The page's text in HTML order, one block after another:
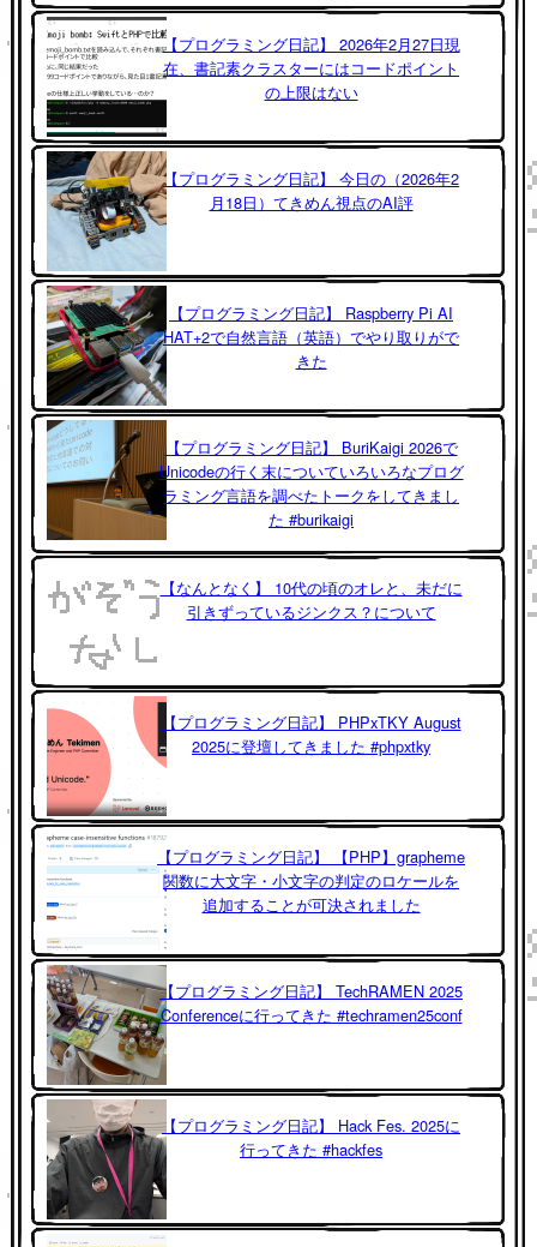
【プログラミング日記】 2026年2月27日現
在、書記素クラスターにはコードポイント
の上限はない
【プログラミング日記】 今日の（2026年2
月18日）てきめん視点のAI評
【プログラミング日記】 Raspberry Pi AI
HAT+2で自然言語（英語）でやり取りがで
きた
【プログラミング日記】 BuriKaigi 2026で
Unicodeの行く末についていろいろなプログ
ラミング言語を調べたトークをしてきまし
た #burikaigi
【なんとなく】 10代の頃のオレと、未だに
引きずっているジンクス？について
【プログラミング日記】 PHPxTKY August
2025に登壇してきました #phpxtky
【プログラミング日記】 【PHP】grapheme
関数に大文字・小文字の判定のロケールを
追加することが可決されました
【プログラミング日記】 TechRAMEN 2025
Conferenceに行ってきた #techramen25conf
【プログラミング日記】 Hack Fes. 2025に
行ってきた #hackfes